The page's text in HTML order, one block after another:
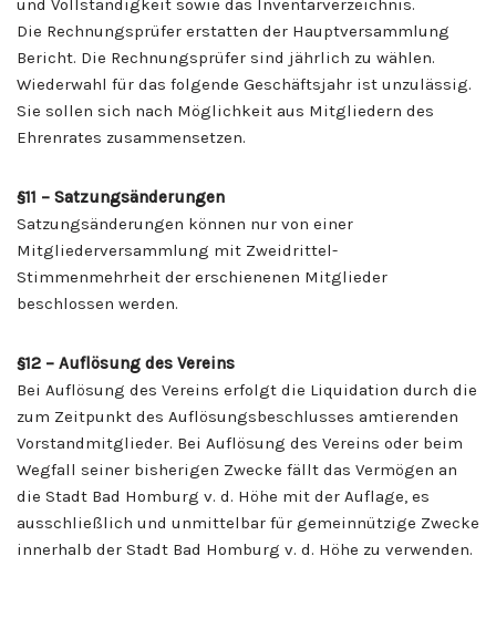
und Vollständigkeit sowie das Inventarverzeichnis.
Die Rechnungsprüfer erstatten der Hauptversammlung
Bericht. Die Rechnungsprüfer sind jährlich zu wählen.
Wiederwahl für das folgende Geschäftsjahr ist unzulässig.
Sie sollen sich nach Möglichkeit aus Mitgliedern des
Ehrenrates zusammensetzen.
§11 – Satzungsänderungen
Satzungsänderungen können nur von einer
Mitgliederversammlung mit Zweidrittel-
Stimmenmehrheit der erschienenen Mitglieder
beschlossen werden.
§12 – Auflösung des Vereins
Bei Auflösung des Vereins erfolgt die Liquidation durch die
zum Zeitpunkt des Auflösungsbeschlusses amtierenden
Vorstandmitglieder. Bei Auflösung des Vereins oder beim
Wegfall seiner bisherigen Zwecke fällt das Vermögen an
die Stadt Bad Homburg v. d. Höhe mit der Auflage, es
ausschließlich und unmittelbar für gemeinnützige Zwecke
innerhalb der Stadt Bad Homburg v. d. Höhe zu verwenden.